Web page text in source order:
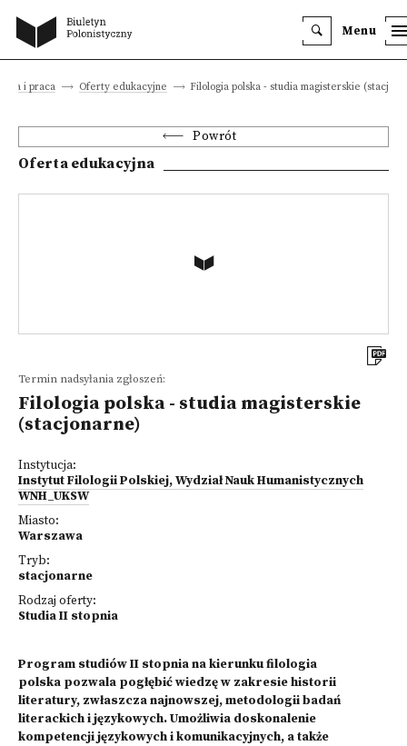
Menu
i praca Oferty edukacyjne Filologia polska - studia magisterskie
Powrót
Oferta edukacyjna
Termin nadsyłania zgłoszeń:
Filologia polska - studia magisterskie
(stacjonarne)
Instytucja:
Instytut Filologii Polskiej, Wydział Nauk Humanistycznych
WNH_UKSW
Miasto:
Warszawa
Tryb:
stacjonarne
Rodzaj oferty:
Studia II stopnia
Program studiów II stopnia na kierunku filologia
polska pozwala pogłębić wiedzę w zakresie historii
literatury, zwłaszcza najnowszej, metodologii badań
literackich i językowych. Umożliwia doskonalenie
kompetencji językowych i komunikacyjnych, a także